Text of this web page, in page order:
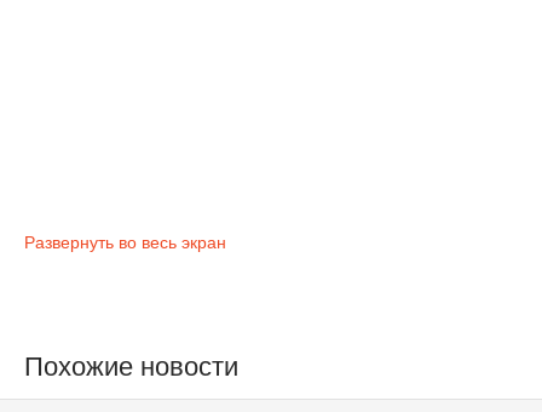
Развернуть во весь экран
Похожие новости